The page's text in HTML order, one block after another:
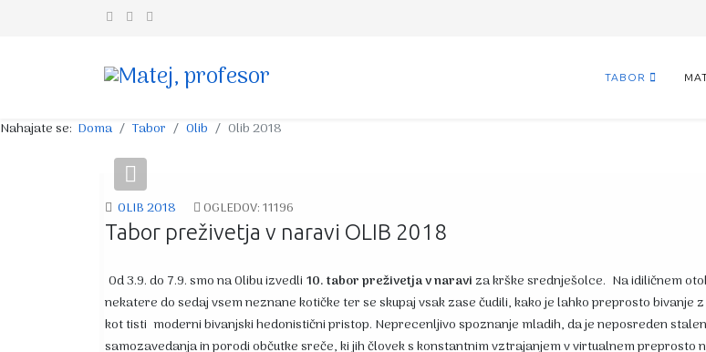
TABOR
Nahajate se: Doma Tabor Olib Olib 2018
Previous
OLIB 2018 OGLEDOV: 11196
Tabor preživetja v naravi OLIB 2018
Od 3.9. do 7.9. smo na Olibu izvedli 10. tabor preživetja v naravi za krške srednješolce. Na idiličnem
nekatere do sedaj vsem neznane kotičke ter se skupaj vsak zase čudili, kako je lahko preprosto
kot tisti moderni bivanjski hedonistični pristop. Neprecenljivo spoznanje mladih, da je neposreden
samozavedanja in porodi občutke sreče, ki jih človek s konstantnim vztrajanjem v virtualnem